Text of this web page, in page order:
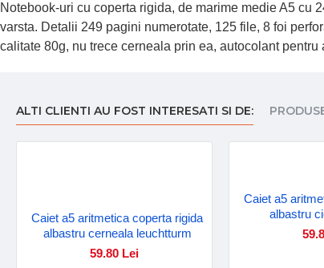
Notebook-uri cu coperta rigida, de marime medie A5 cu
varsta. Detalii 249 pagini numerotate, 125 file, 8 foi
calitate 80g, nu trece cerneala prin ea, autocolant
ALTI CLIENTI AU FOST INTERESATI SI DE:
Caiet a5 aritmetica coperta rigida
albastru cerneala leuchtturm
59.80 Lei
Caiet a5
albastru